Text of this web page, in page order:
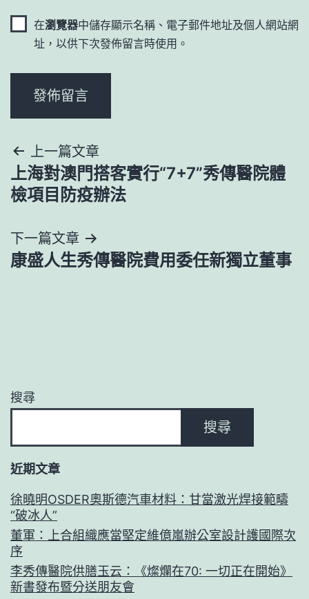
在瀏覽器中儲存顯示名稱、電子郵件地址及個人網站網
址，以供下次發佈留言時使用。
文
章
覽
上一篇文章
上海對澳門搭客實行“7+7”秀傳醫院體
檢項目防疫辦法
下一篇文章
康盛人生秀傳醫院費用委任新獨立董事
搜尋
搜尋
近期文章
徐曉明OSDER奧斯德汽車材料：甘當激光焊接範疇
“破冰人”
董軍：上合組織應當堅定維億嵐辦公室設計護國際次
序
李秀傳醫院供膳玉云：《燦爛在70: 一切正在開始》
新書發布暨分送朋友會